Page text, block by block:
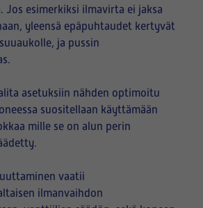
Jos esimerkiksi ilmavirta ei jaksa
yleensä epäpuhtaudet kertyvät
ja pussin
asetuksiin nähden optimoitu
suositellaan käyttämään
mille se on alun perin
vaatii
ilmanvaihdon